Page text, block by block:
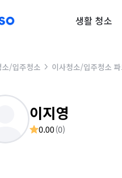
생활 청소
소/입주청소 이사청소/입주청소
이지영
0.00(0)